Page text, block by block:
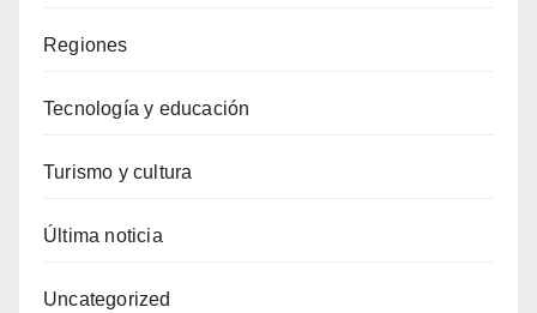
Regiones
Tecnología y educación
Turismo y cultura
Última noticia
Uncategorized